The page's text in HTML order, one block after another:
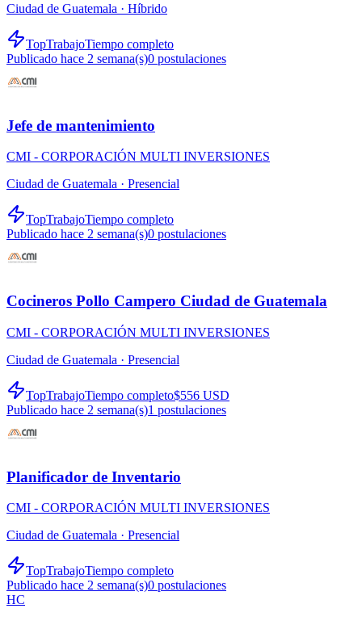
Ciudad de Guatemala · Híbrido
TopTrabajoTiempo completo
Publicado hace 2 semana(s)0 postulaciones
Jefe de mantenimiento
CMI - CORPORACIÓN MULTI INVERSIONES
Ciudad de Guatemala · Presencial
TopTrabajoTiempo completo
Publicado hace 2 semana(s)0 postulaciones
Cocineros Pollo Campero Ciudad de Guatemala
CMI - CORPORACIÓN MULTI INVERSIONES
Ciudad de Guatemala · Presencial
TopTrabajoTiempo completo$556 USD
Publicado hace 2 semana(s)1 postulaciones
Planificador de Inventario
CMI - CORPORACIÓN MULTI INVERSIONES
Ciudad de Guatemala · Presencial
TopTrabajoTiempo completo
Publicado hace 2 semana(s)0 postulaciones
HC